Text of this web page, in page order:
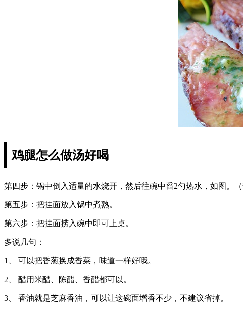
鸡腿怎么做汤好喝
第四步：锅中倒入适量的水烧开，然后往碗中舀2勺热水，如图。
第五步：把挂面放入锅中煮熟。
第六步：把挂面捞入碗中即可上桌。
多说几句：
1、 可以把香葱换成香菜，味道一样好哦。
2、 醋用米醋、陈醋、香醋都可以。
3、 香油就是芝麻香油，可以让这碗面增香不少，不建议省掉。